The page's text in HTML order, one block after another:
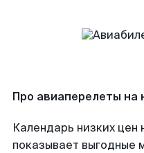
Про авиаперелеты на
Календарь низких цен
показывает выгодные